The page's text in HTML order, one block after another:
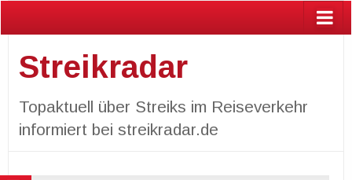
Streikradar
Topaktuell über Streiks im Reiseverkehr
informiert bei streikradar.de